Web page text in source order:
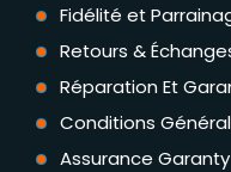
Fidélité et
Retours &
Réparation Et
Conditions
Assurance Garanty